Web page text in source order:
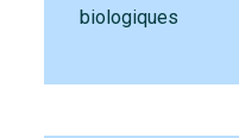
biologiques